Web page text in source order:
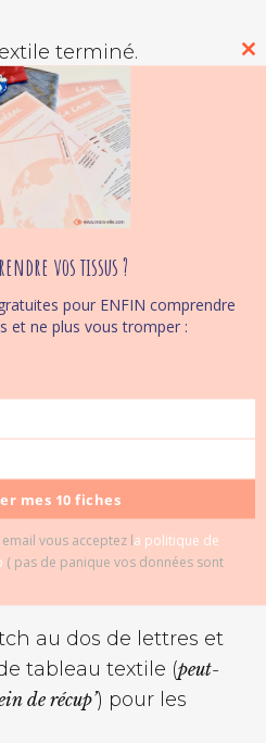
terminé.
de ce tuto couture
j’ai penséà
de ce petit
au dos de lettres et
tableau textile (peut-
de récup’) pour les
vos tissus ?
pour ENFIN comprendre
et ne plus vous tromper :
mes 10 fiches
vous acceptez la politique de
( pas de panique vos données sont